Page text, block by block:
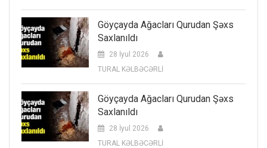
Göyçayda Ağacları Qurudan Şəxs
Saxlanıldı
28 İyul 2026
TURAL KƏLBƏCƏRLİ
Göyçayda Ağacları Qurudan Şəxs
Saxlanıldı
28 İyul 2026
TURAL KƏLBƏCƏRLİ